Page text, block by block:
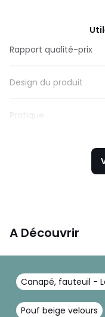
Rapport qualité-prix
Design du produit
Pratique
A Découvrir
Canapé, fauteuil -
Pouf beige velours